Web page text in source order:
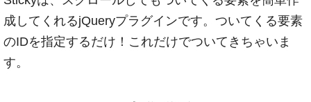
成してくれるjQueryプラグインです。ついてくる要素
のIDを指定するだけ！これだけでついてきちゃいま
す。